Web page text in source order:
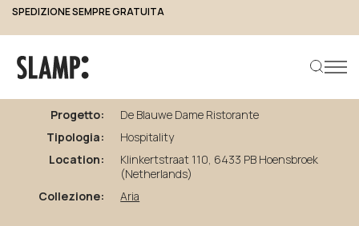
SPEDIZIONE SEMPRE GRATUITA
Cerca prodotto
DeBlauwe Ristorante
Progetto:
De Blauwe Dame Ristorante
Tipologia:
Hospitality
Location:
Klinkertstraat 110, 6433 PB Hoensbroek
(Netherlands)
Collezione:
Aria